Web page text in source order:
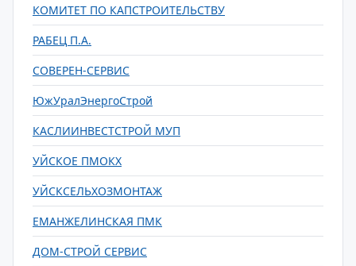
КОМИТЕТ ПО КАПСТРОИТЕЛЬСТВУ
РАБЕЦ П.А.
СОВЕРЕН-СЕРВИС
ЮжУралЭнергоСтрой
КАСЛИИНВЕСТСТРОЙ МУП
УЙСКОЕ ПМОКХ
УЙСКСЕЛЬХОЗМОНТАЖ
ЕМАНЖЕЛИНСКАЯ ПМК
ДОМ-СТРОЙ СЕРВИС